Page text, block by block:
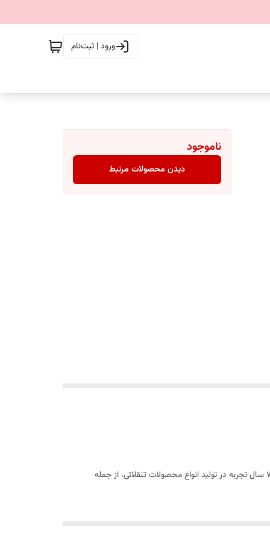
ورود | ثبت‌نام
ناموجود
دیدن محصولات مرتبط
چیپس لیز ژاپنی با طعم آووکادو LAYS که به آن آووکادو هم می‌گویند یکی از سنتی ترین و محبوب ترین محصولات برند لیز است که با بیش از ۷۵ سال تجربه در تولید انواع محصولات تنقلاتی، از جمله